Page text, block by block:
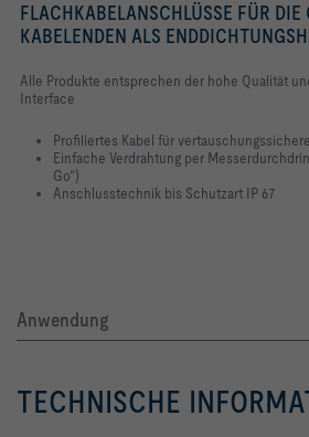
FLACHKABELANSCHLÜSSE FÜR DIE
KABELENDEN ALS
Alle Produkte entsprechen der hohe Qualität
Interface
Profiliertes Kabel für
Einfache Verdrahtung per
Go“)
Anschlusstechnik bis Schutzart IP 67
Anwendung
TECHNISCHE